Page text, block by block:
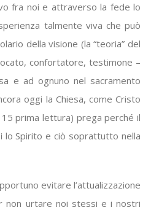
fra noi e attraverso la fede lo
talmente viva che può
della visione (la “teoria” del
confortatore, testimone –
e ad ognuno nel sacramento
oggi la Chiesa, come Cristo
prima lettura) prega perché il
lo Spirito e ciò soprattutto nella
evitare l’attualizzazione
non urtare noi stessi e i nostri